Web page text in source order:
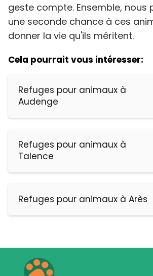
geste compte. Ensemble, nous
une seconde chance à ces
donner la vie qu'ils méritent.
Cela pourrait vous intéresser:
Refuges pour animaux à
Audenge
Refuges pour animaux à
Talence
Refuges pour animaux à Arès